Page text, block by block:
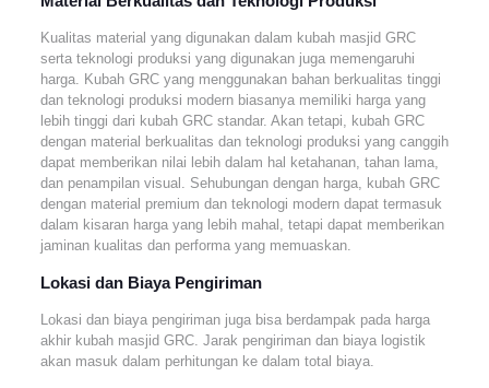
Kualitas material yang digunakan dalam kubah masjid GRC
serta teknologi produksi yang digunakan juga memengaruhi
harga. Kubah GRC yang menggunakan bahan berkualitas tinggi
dan teknologi produksi modern biasanya memiliki harga yang
lebih tinggi dari kubah GRC standar. Akan tetapi, kubah GRC
dengan material berkualitas dan teknologi produksi yang canggih
dapat memberikan nilai lebih dalam hal ketahanan, tahan lama,
dan penampilan visual. Sehubungan dengan harga, kubah GRC
dengan material premium dan teknologi modern dapat termasuk
dalam kisaran harga yang lebih mahal, tetapi dapat memberikan
jaminan kualitas dan performa yang memuaskan.
Lokasi dan Biaya Pengiriman
Lokasi dan biaya pengiriman juga bisa berdampak pada harga
akhir kubah masjid GRC. Jarak pengiriman dan biaya logistik
akan masuk dalam perhitungan ke dalam total biaya.